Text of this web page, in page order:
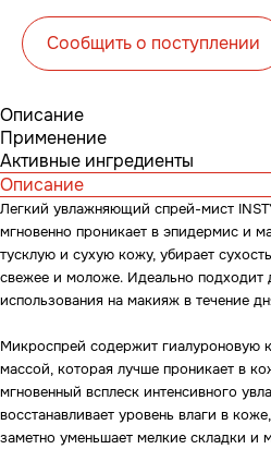
Сообщить о поступлении
Описание
Применение
Активные ингредиенты
Описание
Легкий увлажняющий спрей-мист
мгновенно проникает в эпидермис и
тусклую и сухую кожу, убирает
свежее и моложе. Идеально подходит
использования на макияж в течение
Микроспрей содержит гиалуроновую
массой, которая лучше проникает в
мгновенный всплеск интенсивного
восстанавливает уровень влаги в
заметно уменьшает мелкие складки